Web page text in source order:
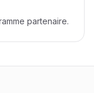
partenaire.